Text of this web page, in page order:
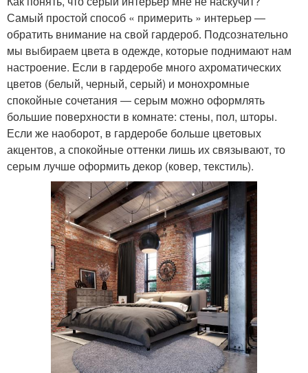
Самый простой способ « примерить » интерьер ―
обратить внимание на свой гардероб. Подсознательно
мы выбираем цвета в одежде, которые поднимают нам
настроение. Если в гардеробе много ахроматических
цветов (белый, черный, серый) и монохромные
спокойные сочетания ― серым можно оформлять
большие поверхности в комнате: стены, пол, шторы.
Если же наоборот, в гардеробе больше цветовых
акцентов, а спокойные оттенки лишь их связывают, то
серым лучше оформить декор (ковер, текстиль).